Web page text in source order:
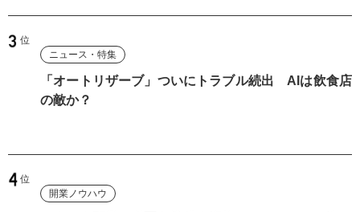
ニュース・特集
「オートリザーブ」ついにトラブル続出 AIは飲食店
の敵か？
開業ノウハウ